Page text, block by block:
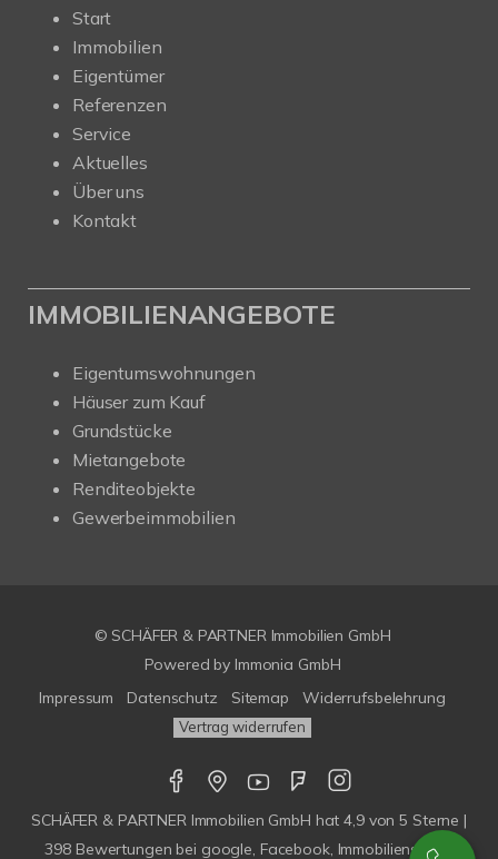
Start
Immobilien
Eigentümer
Referenzen
Service
Aktuelles
Über uns
Kontakt
IMMOBILIENANGEBOTE
Eigentumswohnungen
Häuser zum Kauf
Grundstücke
Mietangebote
Renditeobjekte
Gewerbeimmobilien
© SCHÄFER & PARTNER Immobilien GmbH
Powered by Immonia GmbH
Impressum
Datenschutz Sitemap Widerrufsbelehrung
Vertrag widerrufen
SCHÄFER & PARTNER Immobilien GmbH hat4,9von5 Sterne |
398 Bewertungen bei google, Facebook, Immobilienscout,